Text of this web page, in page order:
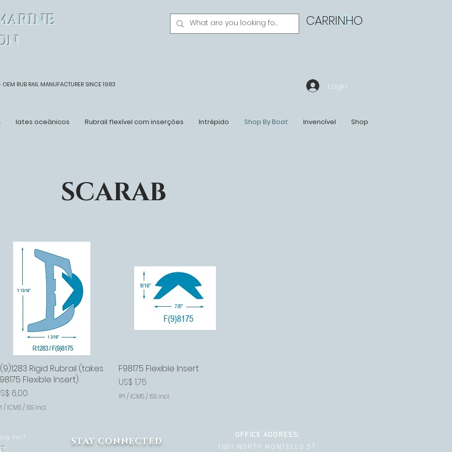
OEM RUB RAIL MANUFACTURER SINCE 1983
CARRINHO
Login
Iates oceânicos Rubrail flexível com inserções Intrépido Shop By Boat Invencível Shop
SCARAB
Visualização rápida
Rigid Rubrail (takes
Flexible Insert)
6,00
/ ICMS / ISS incl.
Visualização rápida
F98175 Flexible Insert
Preço
US$ 1,75
IPI / ICMS / ISS incl.
for? STAY CONNECTED
OFFICE ADDRESS:
1001 NORTH MONTELLO ST.